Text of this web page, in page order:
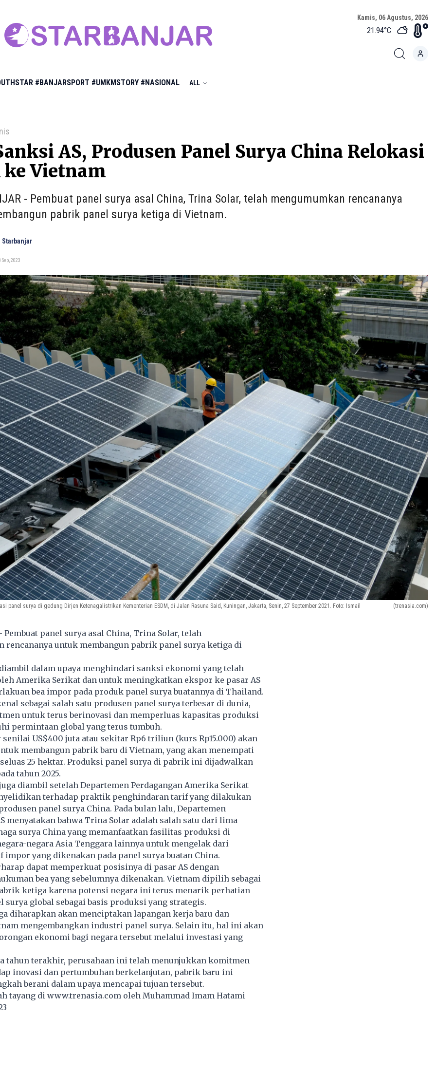
Kamis, 06 Agustus, 2026
21.94°C
#BANJARSPORT #UMKMSTORY #NASIONAL ALL
AS, Produsen Panel Surya China Relokasi
Vietnam
- Pembuat panel surya asal China, Trina Solar, telah mengumumkan rencananya
pabrik panel surya ketiga di Vietnam.
Starbanjar
2023
panel surya di gedung Dirjen Ketenagalistrikan Kementerian ESDM, di Jalan Rasuna Said, Kuningan, Jakarta, Senin, 27 September 2021. Foto: Ismail
(trenasia.com)
Pembuat panel surya asal China, Trina Solar, telah
rencananya untuk membangun pabrik panel surya ketiga di
dalam upaya menghindari sanksi ekonomi yang telah
Amerika Serikat dan untuk meningkatkan ekspor ke pasar AS
bea impor pada produk panel surya buatannya di Thailand.
sebagai salah satu produsen panel surya terbesar di dunia,
untuk terus berinovasi dan memperluas kapasitas produksi
permintaan global yang terus tumbuh.
senilai US$400 juta atau sekitar Rp6 triliun (kurs Rp15.000) akan
membangun pabrik baru di Vietnam, yang akan menempati
25 hektar. Produksi panel surya di pabrik ini dijadwalkan
tahun 2025.
diambil setelah Departemen Perdagangan Amerika Serikat
terhadap praktik penghindaran tarif yang dilakukan
panel surya China. Pada bulan lalu, Departemen
menyatakan bahwa Trina Solar adalah salah satu dari lima
surya China yang memanfaatkan fasilitas produksi di
negara Asia Tenggara lainnya untuk mengelak dari
impor yang dikenakan pada panel surya buatan China.
dapat memperkuat posisinya di pasar AS dengan
bea yang sebelumnya dikenakan. Vietnam dipilih sebagai
ketiga karena potensi negara ini terus menarik perhatian
surya global sebagai basis produksi yang strategis.
diharapkan akan menciptakan lapangan kerja baru dan
mengembangkan industri panel surya. Selain itu, hal ini akan
ekonomi bagi negara tersebut melalui investasi yang
tahun terakhir, perusahaan ini telah menunjukkan komitmen
inovasi dan pertumbuhan berkelanjutan, pabrik baru ini
berani dalam upaya mencapai tujuan tersebut.
tayang di www.trenasia.com oleh Muhammad Imam Hatami